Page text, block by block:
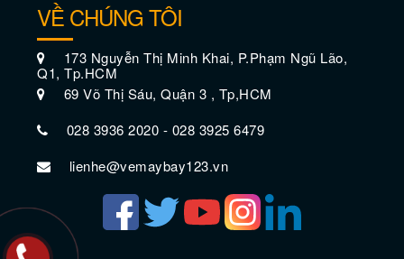
Thời điểm tốt nhất để đến thăm New
Orleans
VỀ CHÚNG TÔI
173 Nguyễn Thị Minh Khai, P.Phạm Ngũ Lão,
Q1, Tp.HCM
69 Võ Thị Sáu, Quận 3 , Tp,HCM
028 3936 2020 - 028 3925 6479
lienhe@vemaybay123.vn